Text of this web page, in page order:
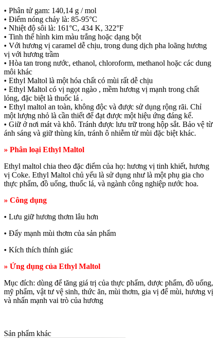
• Phân tử gam: 140,14 g / mol
• Điểm nóng chảy là: 85-95°C
• Nhiệt độ sôi là: 161°C, 434 K, 322°F
• Tinh thể hình kim màu trắng hoặc dạng bột
• Với hương vị caramel dễ chịu, trong dung dịch pha loãng hương
vị với hương trầm
• Hòa tan trong nước, ethanol, chloroform, methanol hoặc các dung
môi khác
• Ethyl Maltol là một hóa chất có mùi rất dễ chịu
• Ethyl Maltol có vị ngọt ngào , mềm hương vị mạnh trong chất
lỏng, đặc biệt là thuốc lá .
• Ethyl maltol an toàn, không độc và được sử dụng rộng rãi. Chỉ
một lượng nhỏ là cần thiết để đạt được một hiệu ứng đáng kể.
• Giữ ở nơi mát và khô. Tránh được lưu trữ trong hộp sắt. Bảo vệ từ
ánh sáng và giữ thùng kín, tránh ô nhiễm từ mùi đặc biệt khác.
» Phân loại Ethyl Maltol
Ethyl maltol chia theo đặc điểm của họ: hương vị tinh khiết, hương
vị Coke. Ethyl Maltol chủ yếu là sử dụng như là một phụ gia cho
thực phẩm, đồ uống, thuốc lá, và ngành công nghiệp nước hoa.
» Công dụng
• Lưu giữ hương thơm lâu hơn
• Đẩy mạnh mùi thơm của sản phẩm
• Kích thích thính giác
» Ứng dụng của Ethyl Maltol
Mục đích: dùng để tăng giá trị của thực phẩm, dược phẩm, đồ uống,
mỹ phẩm, vật tư vệ sinh, thức ăn, mùi thơm, gia vị để mùi, hương vị
và nhấn mạnh vai trò của hương
Sản phẩm khác